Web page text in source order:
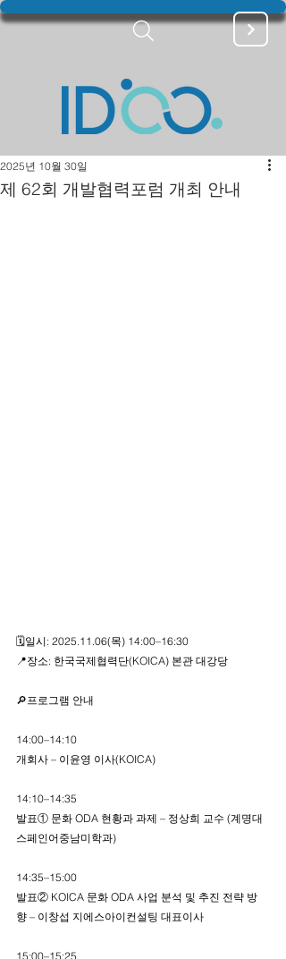
제 62회 개발협력포럼 개최 안내
2025년 10월 30일
🗓일시: 2025.11.06(목) 14:00–16:30
📍장소: 한국국제협력단(KOICA) 본관 대강당
🔎프로그램 안내
14:00–14:10
개회사 – 이윤영 이사(KOICA)
14:10–14:35
발표① 문화 ODA 현황과 과제 – 정상희 교수 (계명대
스페인어중남미학과)
14:35–15:00
발표② KOICA 문화 ODA 사업 분석 및 추진 전략 방
향 – 이창섭 지에스아이컨설팅 대표이사
15:00–15:25